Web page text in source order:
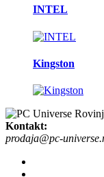
INTEL
Kingston
Kontakt:
prodaja@pc-